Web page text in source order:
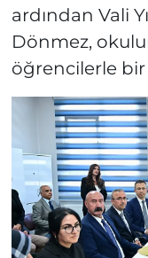
ardından Vali
Dönmez,
öğrencilerle bir